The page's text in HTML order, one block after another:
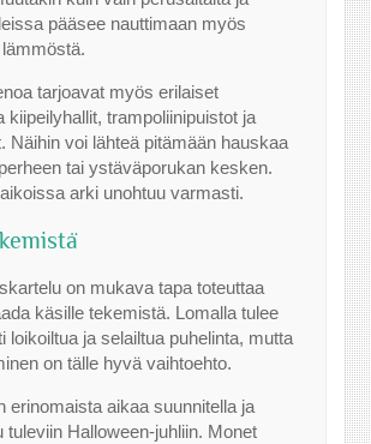
pääsee nauttimaan myös
tarjoavat myös erilaiset
kiipeilyhallit, trampoliinipuistot ja
Näihin voi lähteä pitämään hauskaa
tai ystäväporukan kesken.
arki unohtuu varmasti.
on mukava tapa toteuttaa
käsille tekemistä. Lomalla tulee
loikoiltua ja selailtua puhelinta, mutta
on tälle hyvä vaihtoehto.
erinomaista aikaa suunnitella ja
tuleviin Halloween-juhliin. Monet